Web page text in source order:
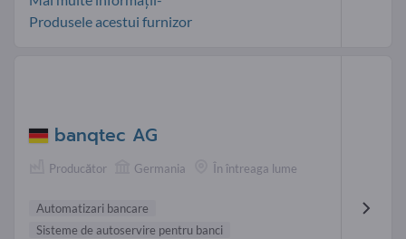
Produsele acestui furnizor
banqtec AG
Producător Germania În întreaga lume
Automatizari bancare
Sisteme de autoservire pentru banci